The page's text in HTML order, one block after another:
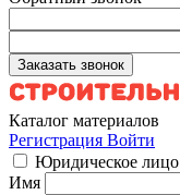
Каталог материалов
Регистрация Войти
Юридическое лицо
Имя